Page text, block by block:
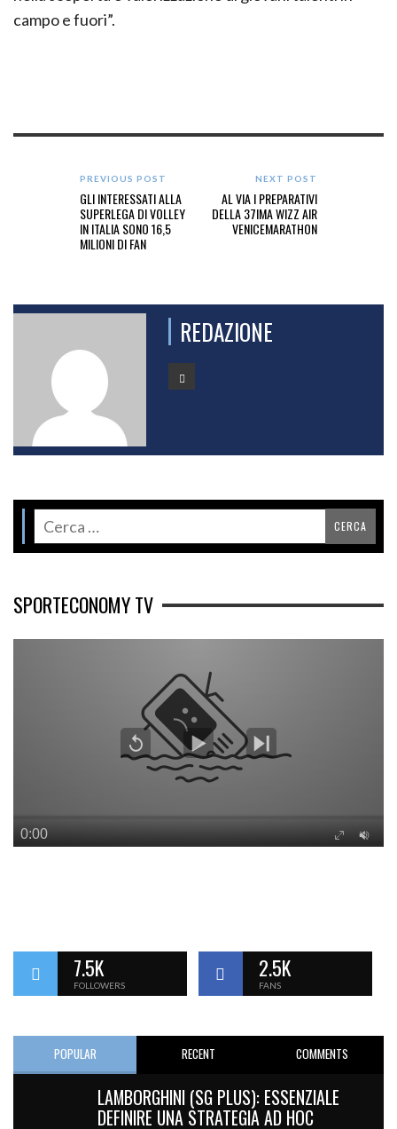
campo e fuori”.
PREVIOUS POST
GLI INTERESSATI ALLA
SUPERLEGA DI VOLLEY
IN ITALIA SONO 16,5
MILIONI DI FAN
NEXT POST
AL VIA I PREPARATIVI
DELLA 37IMA WIZZ AIR
VENICEMARATHON
REDAZIONE
SPORTECONOMY TV
7.5K
FOLLOWERS
2.5K
FANS
POPULAR RECENT COMMENTS
LAMBORGHINI (SG PLUS): ESSENZIALE
DEFINIRE UNA STRATEGIA AD HOC